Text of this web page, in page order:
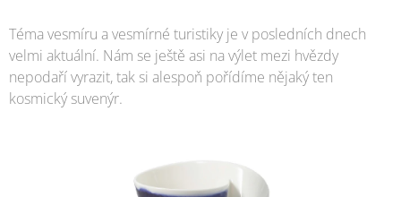
Téma vesmíru a vesmírné turistiky je v posledních dnech
velmi aktuální. Nám se ještě asi na výlet mezi hvězdy
nepodaří vyrazit, tak si alespoň pořídíme nějaký ten
kosmický suvenýr.